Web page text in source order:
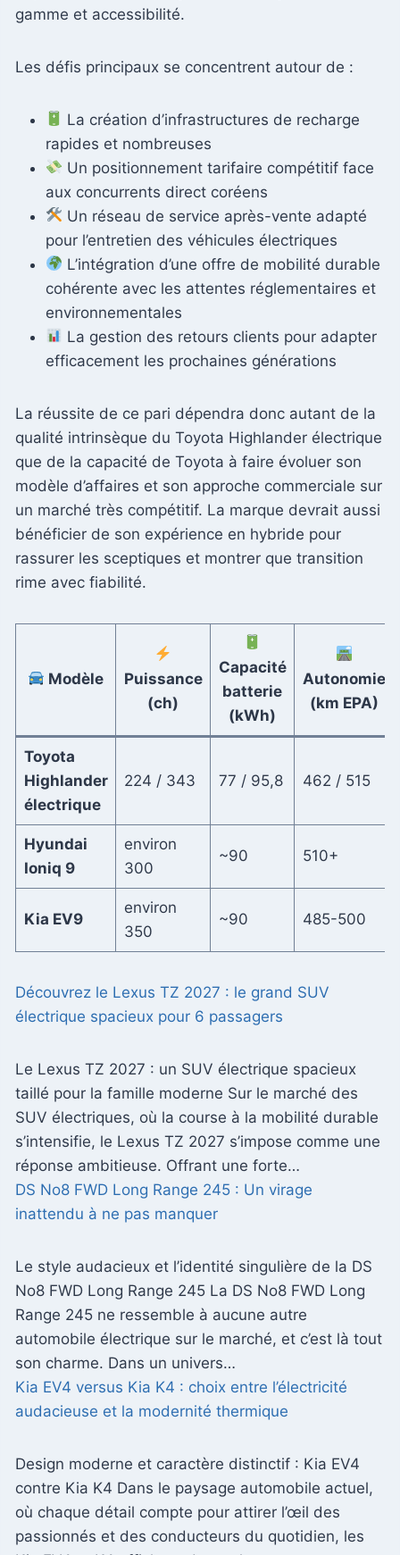
gamme et accessibilité.
Les défis principaux se concentrent autour de :
La création d’infrastructures de recharge
rapides et nombreuses
Un positionnement tarifaire compétitif face
aux concurrents direct coréens
Un réseau de service après-vente adapté
pour l’entretien des véhicules électriques
L’intégration d’une offre de mobilité durable
cohérente avec les attentes réglementaires et
environnementales
La gestion des retours clients pour adapter
efficacement les prochaines générations
La réussite de ce pari dépendra donc autant de la
qualité intrinsèque du Toyota Highlander électrique
que de la capacité de Toyota à faire évoluer son
modèle d’affaires et son approche commerciale sur
un marché très compétitif. La marque devrait aussi
bénéficier de son expérience en hybride pour
rassurer les sceptiques et montrer que transition
rime avec fiabilité.
Modèle
Puissance
(ch)
Capacité
batterie
(kWh)
Autonomie
(km EPA)
Toyota
Highlander
électrique
224 / 343 77 / 95,8 462 / 515
Hyundai
Ioniq 9
environ
300
~90 510+
Kia EV9
environ
350
~90 485-500
Découvrez le Lexus TZ 2027 : le grand SUV
électrique spacieux pour 6 passagers
Le Lexus TZ 2027 : un SUV électrique spacieux
taillé pour la famille moderne Sur le marché des
SUV électriques, où la course à la mobilité durable
s’intensifie, le Lexus TZ 2027 s’impose comme une
réponse ambitieuse. Offrant une forte…
DS No8 FWD Long Range 245 : Un virage
inattendu à ne pas manquer
Le style audacieux et l’identité singulière de la DS
No8 FWD Long Range 245 La DS No8 FWD Long
Range 245 ne ressemble à aucune autre
automobile électrique sur le marché, et c’est là tout
son charme. Dans un univers…
Kia EV4 versus Kia K4 : choix entre l’électricité
audacieuse et la modernité thermique
Design moderne et caractère distinctif : Kia EV4
contre Kia K4 Dans le paysage automobile actuel,
où chaque détail compte pour attirer l’œil des
passionnés et des conducteurs du quotidien, les